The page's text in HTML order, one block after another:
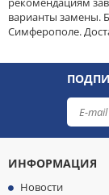
варианты замены.
Симферополе.
ИНФОРМАЦИЯ
Новости